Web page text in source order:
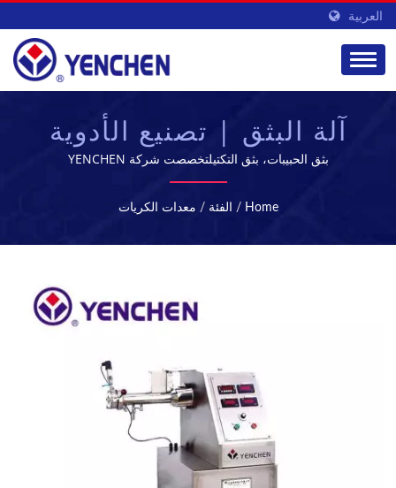
العربية
آلة البثق | تصنيع الأدوية
ومعدات المعالجة |
YENCHEN
بثق الحبيبات، بثق التكتيلتخصصت شركة YENCHEN
عامًا.
Home
/ الفئة / معدات الكريات